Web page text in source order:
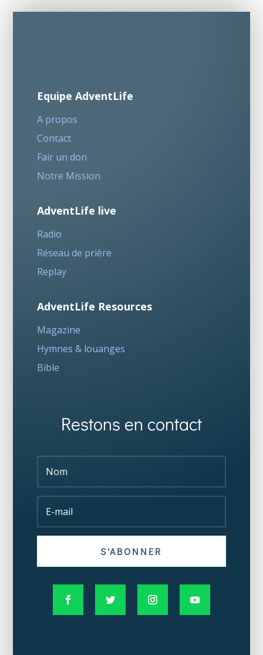
Equipe AdventLife
A propos
Contact
Fair un don
Notre Mission
AdventLife live
Radio
Réseau de prière
Replay
AdventLife Resources
Magazine
Hymnes & louanges
Bible
Restons en contact
S'ABONNER